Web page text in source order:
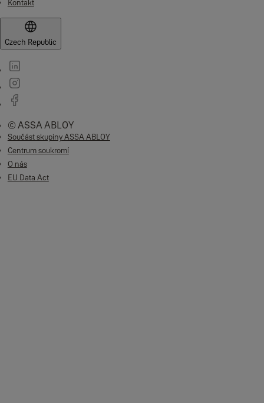
Kontakt
Czech Republic
© ASSA ABLOY
Součást skupiny ASSA ABLOY
Centrum soukromí
O nás
EU Data Act